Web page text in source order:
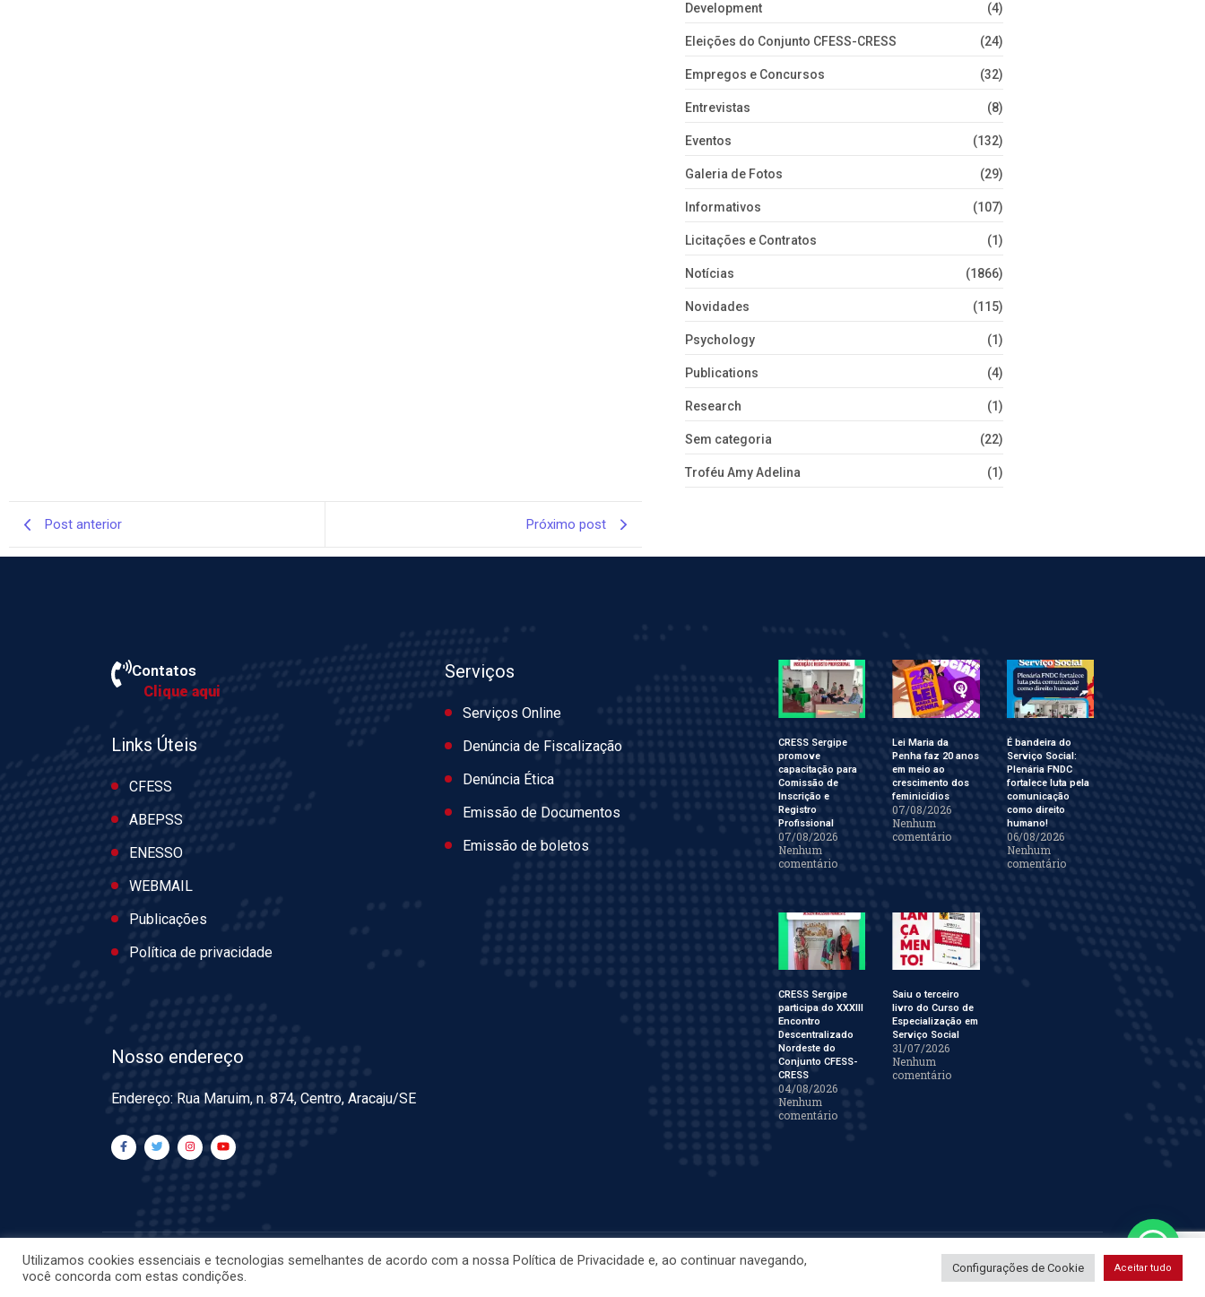
Development (4)
Eleições do Conjunto CFESS-CRESS (24)
Empregos e Concursos (32)
Entrevistas (8)
Eventos (132)
Galeria de Fotos (29)
Informativos (107)
Licitações e Contratos (1)
Notícias (1866)
Novidades (115)
Psychology (1)
Publications (4)
Research (1)
Sem categoria (22)
Troféu Amy Adelina (1)
Post anterior Próximo post
Contatos
Clique aqui
Links Úteis
CFESS
ABEPSS
ENESSO
WEBMAIL
Publicações
Política de privacidade
Nosso endereço
Endereço: Rua Maruim, n. 874, Centro, Aracaju/SE
Serviços
Serviços Online
Denúncia de Fiscalização
Denúncia Ética
Emissão de Documentos
Emissão de boletos
CRESS Sergipe
promove
capacitação para
Comissão de
Inscrição e
Registro
Profissional
07/08/2026
Nenhum
comentário
Lei Maria da
Penha faz 20 anos
em meio ao
crescimento dos
feminicídios
07/08/2026
Nenhum
comentário
É bandeira do
Serviço Social:
Plenária FNDC
fortalece luta pela
comunicação
como direito
humano!
06/08/2026
Nenhum
comentário
CRESS Sergipe
participa do XXXIII
Encontro
Descentralizado
Nordeste do
Conjunto CFESS-
CRESS
04/08/2026
Nenhum
comentário
Saiu o terceiro
livro do Curso de
Especialização em
Serviço Social
31/07/2026
Nenhum
comentário
© CRESS-SE 2022. Todos os Direitos Reservados. Desenvolvido porJSWEBMIDIA
Utilizamos cookies essenciais e tecnologias semelhantes de acordo com a nossa Política de Privacidade e, ao continuar navegando,
você concorda com estas condições.
Configurações de Cookie Aceitar tudo